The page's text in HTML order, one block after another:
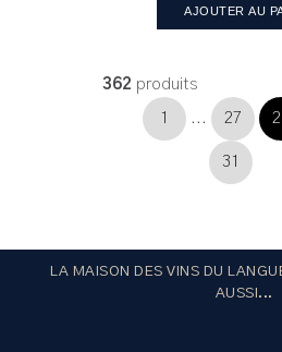
AJOUTER AU
362 produits
1 ... 27
31
LA MAISON DES VINS DU
AUSSI...